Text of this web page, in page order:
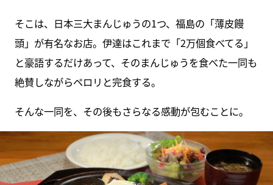
そこは、日本三大まんじゅうの1つ、福島の「薄皮饅
頭」が有名なお店。伊達はこれまで「2万個食べてる」
と豪語するだけあって、そのまんじゅうを食べた一同も
絶賛しながらペロリと完食する。
そんな一同を、その後もさらなる感動が包むことに。